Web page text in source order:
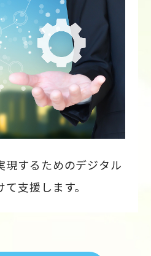
現するためのデジタル
支援します。